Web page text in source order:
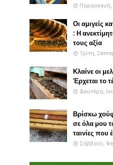
Παρασκευή,
Οι αμιγείς
: Η
τους αξία
Τρίτη,
Κλαίνε οι
Έρχεται το
Δευτέρα,
Βρίσκω
σε όλα μου
ταινίες που
Σάββατο,